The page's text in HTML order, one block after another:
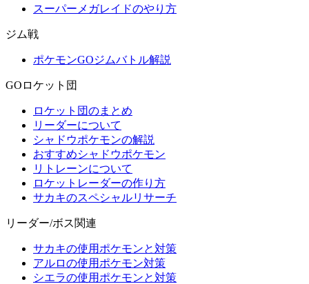
スーパーメガレイドのやり方
ジム戦
ポケモンGOジムバトル解説
GOロケット団
ロケット団のまとめ
リーダーについて
シャドウポケモンの解説
おすすめシャドウポケモン
リトレーンについて
ロケットレーダーの作り方
サカキのスペシャルリサーチ
リーダー/ボス関連
サカキの使用ポケモンと対策
アルロの使用ポケモン対策
シエラの使用ポケモンと対策